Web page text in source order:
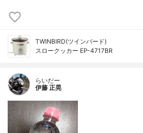
TWINBIRD(ツインバード)
スロークッカー EP-4717BR
らいだー
伊藤 正晃